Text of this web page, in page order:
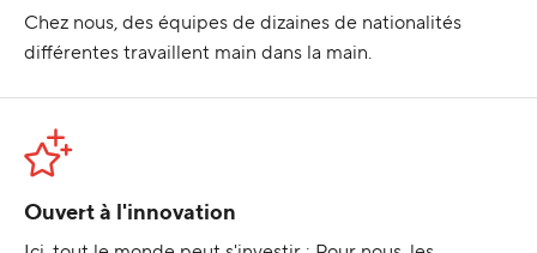
Chez nous, des équipes de dizaines de nationalités
différentes travaillent main dans la main.
Ouvert à l'innovation